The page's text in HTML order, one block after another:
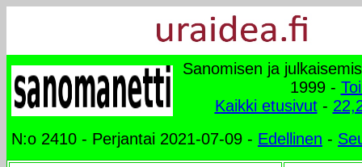
Sanomisen ja
1999 -
Kaikki etusivut-
N:o 2410 - Perjantai 2021-07-09 - Edellinen -